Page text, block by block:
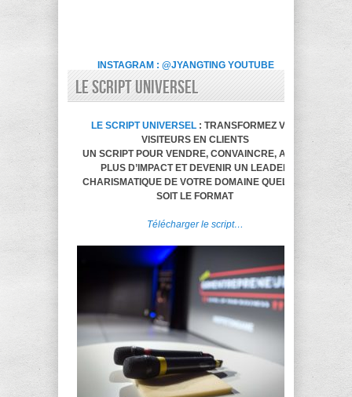
INSTAGRAM : @JYANGTING YOUTUBE
LE SCRIPT UNIVERSEL
LE SCRIPT UNIVERSEL : TRANSFORMEZ VOS
VISITEURS EN CLIENTS
UN SCRIPT POUR VENDRE, CONVAINCRE, AVOIR
PLUS D’IMPACT ET DEVENIR UN LEADER
CHARISMATIQUE DE VOTRE DOMAINE QUELQUE
SOIT LE FORMAT
Télécharger le script…